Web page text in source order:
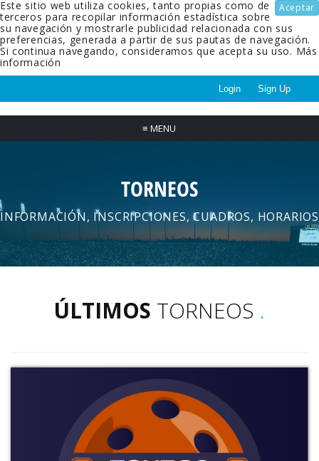
Aceptar
Este sitio web utiliza cookies, tanto propias como de
terceros para recopilar información estadística sobre
su navegación y mostrarle publicidad relacionada con sus
preferencias, generada a partir de sus pautas de navegación.
Si continua navegando, consideramos que acepta su uso. Más
información
Login Sign Up
≡ MENU
TORNEOS
INFORMACIÓN, INSCRIPCIONES, CUADROS, HORARIOS
ÚLTIMOS TORNEOS .